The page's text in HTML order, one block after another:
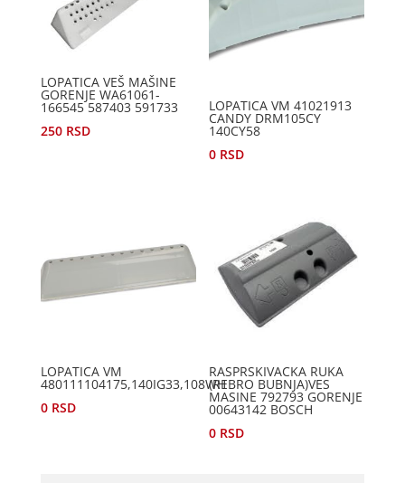
LOPATICA VEŠ MAŠINE
GORENJE WA61061-
166545 587403 591733
250 RSD
LOPATICA VM 41021913
CANDY DRM105CY
140CY58
0 RSD
LOPATICA VM
480111104175,140IG33,108WH
0 RSD
RASPRSKIVACKA RUKA
(REBRO BUBNJA)VES
MASINE 792793 GORENJE
00643142 BOSCH
0 RSD